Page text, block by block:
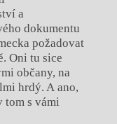
a
dokumentu
požadovat
Oni tu sice
občany, na
hrdý. A ano,
tom s vámi